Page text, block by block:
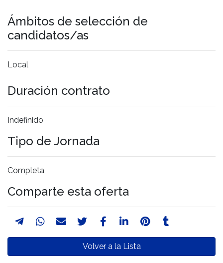
Ámbitos de selección de
candidatos/as
Local
Duración contrato
Indefinido
Tipo de Jornada
Completa
Comparte esta oferta
Volver a la Lista